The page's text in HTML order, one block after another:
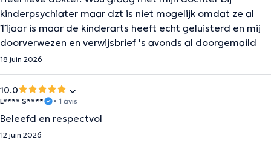
kinderpsychiater maar dzt is niet mogelijk omdat ze al
11jaar is maar de kinderarts heeft echt geluisterd en mij
doorverwezen en verwijsbrief 's avonds al doorgemaild
18 juin 2026
10.0
L**** S**** • 1 avis
Beleefd en respectvol
12 juin 2026